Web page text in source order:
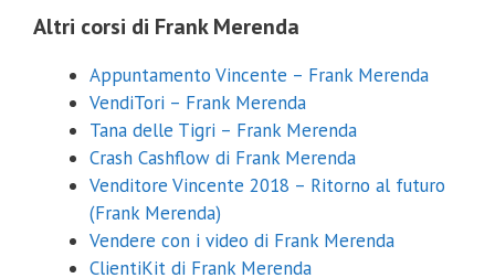
Altri corsi di Frank Merenda
Appuntamento Vincente – Frank Merenda
VendiTori – Frank Merenda
Tana delle Tigri – Frank Merenda
Crash Cashflow di Frank Merenda
Venditore Vincente 2018 – Ritorno al futuro
(Frank Merenda)
Vendere con i video di Frank Merenda
ClientiKit di Frank Merenda